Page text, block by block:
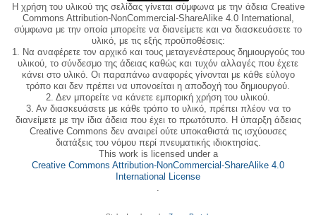
Η χρήση του υλικού της σελίδας γίνεται σύμφωνα με την άδεια Creative
Commons Attribution-NonCommercial-ShareAlike 4.0 International,
σύμφωνα με την οποία μπορείτε να διανείμετε και να διασκευάσετε το
υλικό, με τις εξής προϋποθέσεις:
1. Να αναφέρετε τον αρχικό και τους μεταγενέστερους δημιουργούς του
υλικού, το σύνδεσμο της άδειας καθώς και τυχόν αλλαγές που έχετε
κάνει στο υλικό. Οι παραπάνω αναφορές γίνονται με κάθε εύλογο
τρόπο και δεν πρέπει να υπονοείται η αποδοχή του δημιουργού.
2. Δεν μπορείτε να κάνετε εμπορική χρήση του υλικού.
3. Αν διασκευάσετε με κάθε τρόπο το υλικό, πρέπει πλέον να το
διανείμετε με την ίδια άδεια που έχει το πρωτότυπο. Η ύπαρξη άδειας
Creative Commons δεν αναιρεί ούτε υποκαθιστά τις ισχύουσες
διατάξεις του νόμου περί πνευματικής ιδιοκτησίας.
This work is licensed under a
Creative Commons Attribution-NonCommercial-ShareAlike 4.0
International License